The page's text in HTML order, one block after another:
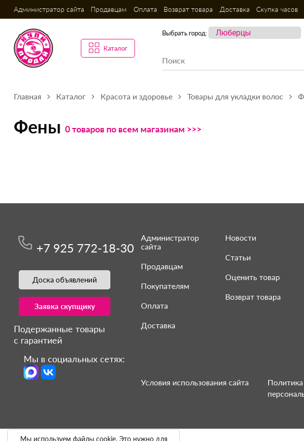
Администратор сайта Продавцам Оплата Возврат товара Доставка Скупка часов
Каталог
Выбрать город:
Главная Каталог Красота и здоровье Товары для укладки волос
Фены 0 товаров по всем магазинам >>>
Мы используем файлы cookie. Это нужно для
+7 925 772-18-30
Доска объявлений
Заявка скупщику
Подержанные товары
с гарантией
Мы в социальных сетях:
Администратор
сайта
Продавцам
Покупателям
Оплата
Доставка
Новости
Статьи
Оценить товар
Возврат товара
Условия использования сайта